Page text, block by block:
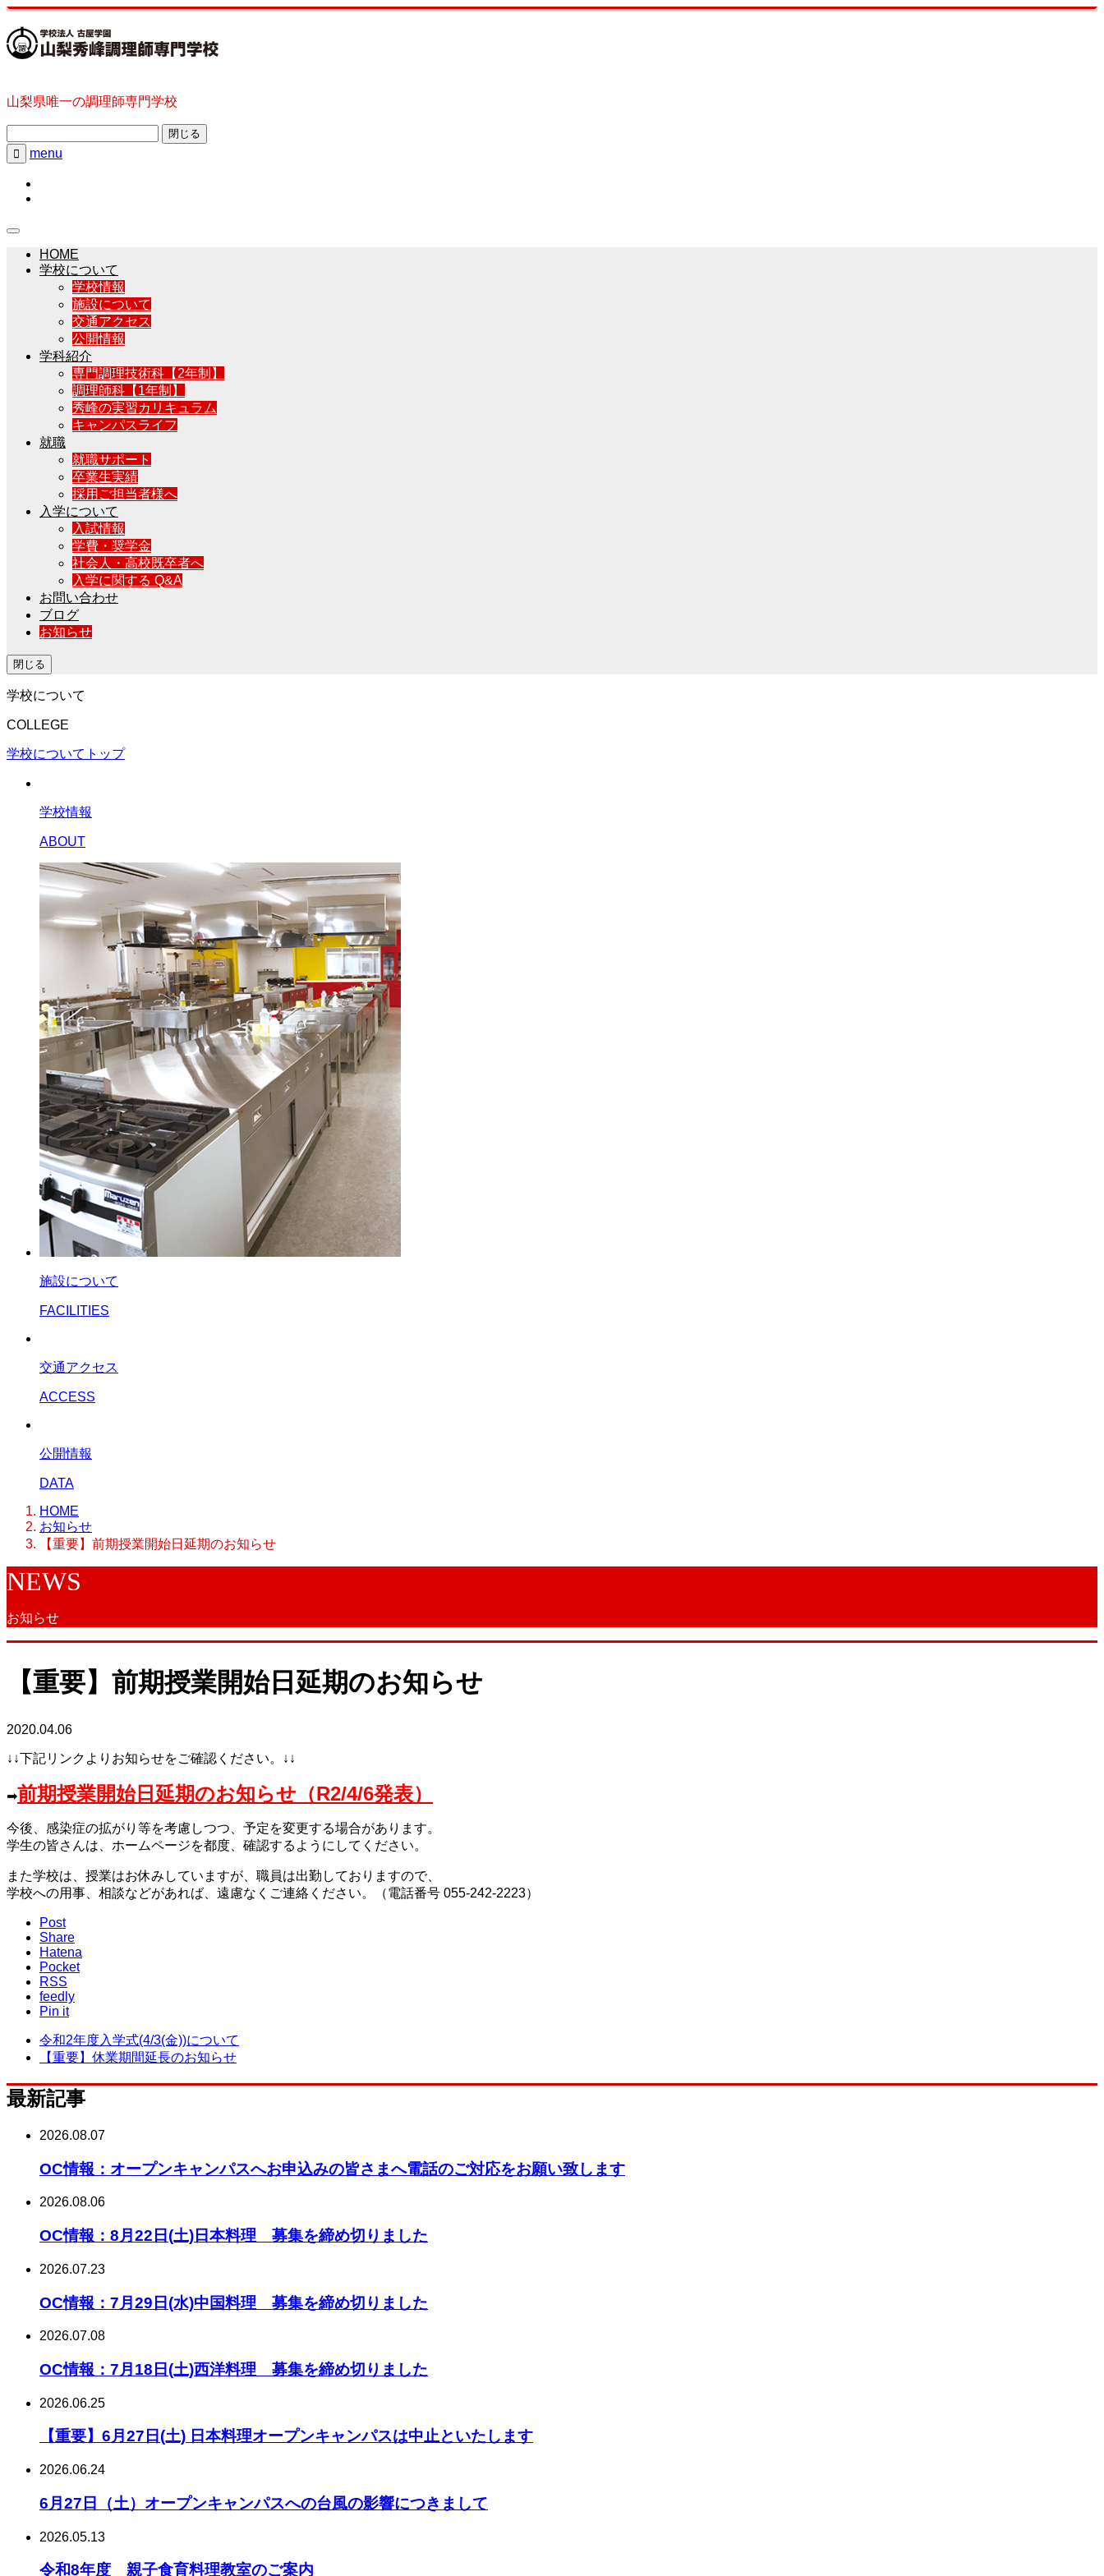
山梨県唯一の調理師専門学校
閉じる

menu
HOME
学校について
学校情報
施設について
交通アクセス
公開情報
学科紹介
専門調理技術科【2年制】
調理師科【1年制】
秀峰の実習カリキュラム
キャンパスライフ
就職
就職サポート
卒業生実績
採用ご担当者様へ
入学について
入試情報
学費・奨学金
社会人・高校既卒者へ
入学に関する Q&A
お問い合わせ
ブログ
お知らせ
閉じる
学校について
COLLEGE
学校についてトップ
学校情報
ABOUT
施設について
FACILITIES
交通アクセス
ACCESS
公開情報
DATA
HOME
お知らせ
【重要】前期授業開始日延期のお知らせ
NEWS
お知らせ
【重要】前期授業開始日延期のお知らせ
2020.04.06
↓↓下記リンクよりお知らせをご確認ください。↓↓
➡前期授業開始日延期のお知らせ（R2/4/6発表）
今後、感染症の拡がり等を考慮しつつ、予定を変更する場合があります。
学生の皆さんは、ホームページを都度、確認するようにしてください。
また学校は、授業はお休みしていますが、職員は出勤しておりますので、
学校への用事、相談などがあれば、遠慮なくご連絡ください。（電話番号 055-242-2223）
Post
Share
Hatena
Pocket
RSS
feedly
Pin it
令和2年度入学式(4/3(金))について
【重要】休業期間延長のお知らせ
最新記事
2026.08.07
OC情報：オープンキャンパスへお申込みの皆さまへ電話のご対応をお願い致します
2026.08.06
OC情報：8月22日(土)日本料理 募集を締め切りました
2026.07.23
OC情報：7月29日(水)中国料理 募集を締め切りました
2026.07.08
OC情報：7月18日(土)西洋料理 募集を締め切りました
2026.06.25
【重要】6月27日(土) 日本料理オープンキャンパスは中止といたします
2026.06.24
6月27日（土）オープンキャンパスへの台風の影響につきまして
2026.05.13
令和8年度 親子食育料理教室のご案内